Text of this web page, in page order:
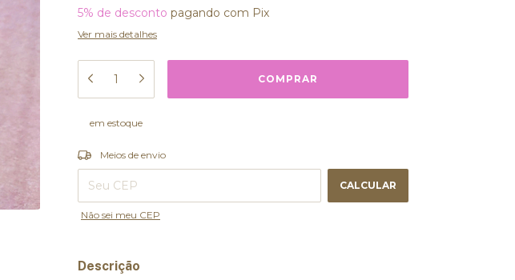
5% de desconto pagando com Pix
Ver mais detalhes
em estoque
Entregas para o CEP:
Meios de envio
CALCULAR
Não sei meu CEP
Descrição